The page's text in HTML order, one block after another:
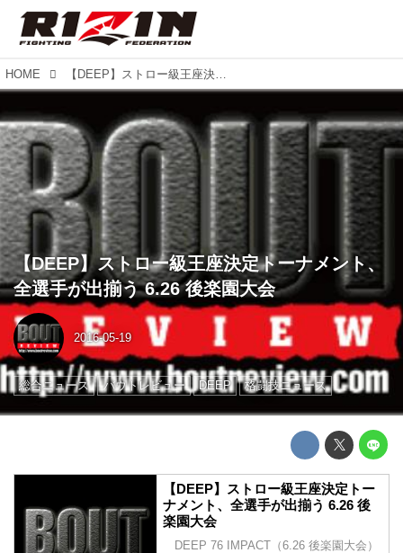
HOME 【DEEP】ストロー級王座決定トーナメント、全選手が出揃う 6.26 後楽園大会
【DEEP】ストロー級王座決定トーナメント、
全選手が出揃う 6.26 後楽園大会
2016-05-19
総合ニュース バウトレビュー DEEP 格闘技ニュース
【DEEP】ストロー級王座決定トー
ナメント、全選手が出揃う 6.26 後
楽園大会
DEEP 76 IMPACT（6.26 後楽園大会）